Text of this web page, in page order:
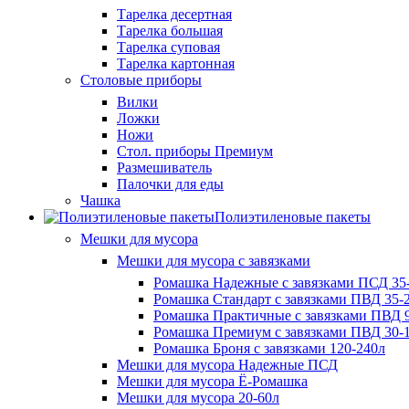
Тарелка десертная
Тарелка большая
Тарелка суповая
Тарелка картонная
Столовые приборы
Вилки
Ложки
Ножи
Стол. приборы Премиум
Размешиватель
Палочки для еды
Чашка
Полиэтиленовые пакеты
Мешки для мусора
Мешки для мусора с завязками
Ромашка Надежные с завязками ПСД
Ромашка Стандарт с завязками ПВД 35-
Ромашка Практичные с завязками ПВД
Ромашка Премиум с завязками ПВД 30-
Ромашка Броня с завязками 120-240л
Мешки для мусора Надежные ПСД
Мешки для мусора Ё-Ромашка
Мешки для мусора 20-60л